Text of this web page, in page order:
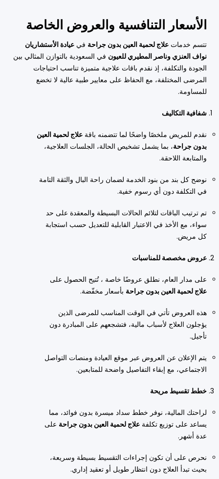
الأسعار التنافسية والعروض الخاصة
تتسم خدمات علاج لحمية العين بدون جراحة في عيادة الأستشاريان
نواف العنزي وناصر المطيري للعيون في السعودية بالتوازن المثالي بين
الجودة والتكلفة، إذ نقدم باقات علاجية متميزة تناسب احتياجات
المرضى المختلفة، مع الحفاظ على معايير طبية عالية لا تخضع
للمساومة.
شفافية التكاليف
نقدم للمريض ملخصًا واضحًا لما تتضمنه باقة علاج لحمية العين
بدون جراحة، بما يشمل تشخيص الحالة، الجلسات العلاجية،
والمتابعة اللاحقة.
نوضح كل بند من بنود الخدمة لضمان راحة البال والثقة التامة
في التكلفة دون أي رسوم خفية.
تم ترتيب الباقات لتلائم الحالات البسيطة والمعقدة على حد
سواء، مع الأخذ في الاعتبار القابلية للتعديل حسب استجابة
كل مريض.
عروض مخصصة للمناسبات
على مدار العام، نطلق عروضًا خاصة ، تُتيح الحصول على
علاج لحمية العين بدون جراحة بأسعار مخفّضة.
هذه العروض تأتي في الوقت المناسب للمرضى الذين
يؤجلون العلاج لأسباب مالية، فتشجعهم على المبادرة دون
تأجيل.
يتم الإعلان عن العروض عبر موقع العيادة ومنصات التواصل
الاجتماعي، مع إبقاء التفاصيل واضحة للمتابعين.
خطط تقسيط مريحة
لراحتك المالية، نوفر خطط سداد ميسرة بدون فوائد، مما
يساعد على توزيع تكلفة علاج لحمية العين بدون جراحة على
عدة أشهر.
نحرص على أن تكون إجراءات التقسيط بسيطة وسريعة،
بحيث تبدأ العلاج دون انتظار طويل أو تعقيد إداري.